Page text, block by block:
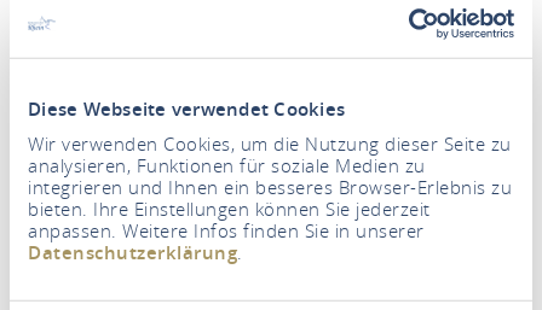
Diese Webseite verwendet Cookies
Wir verwenden Cookies, um die Nutzung dieser Seite zu
analysieren, Funktionen für soziale Medien zu
integrieren und Ihnen ein besseres Browser-Erlebnis zu
bieten. Ihre Einstellungen können Sie jederzeit
anpassen. Weitere Infos finden Sie in unserer
DatenschutzerklärungNewsletter